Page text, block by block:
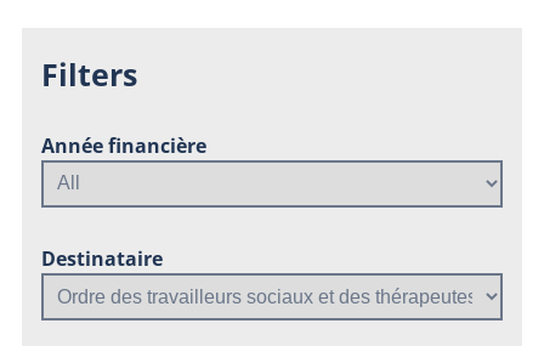
Filters
Année financière
Destinataire